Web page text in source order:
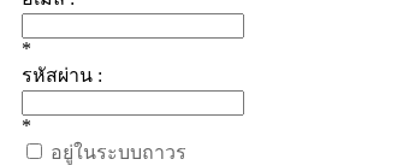
*
รหัสผ่าน :
*
อยู่ในระบบถาวร